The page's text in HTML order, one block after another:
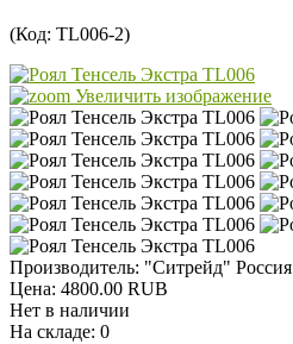
(Код: TL006-2)
Увеличить изображение
Производитель: "Ситрейд" Россия
Цена: 4800.00 RUB
Нет в наличии
На складе: 0